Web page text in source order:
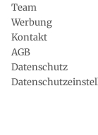
Team
Werbung
Kontakt
AGB
Datenschutz